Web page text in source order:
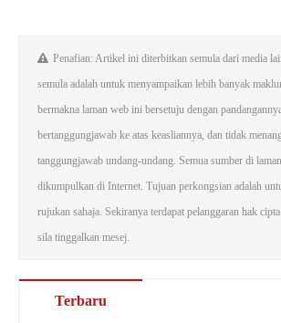
Penafian: Artikel ini diterbitkan semula dari media
semula adalah untuk menyampaikan lebih banyak
bermakna laman web ini bersetuju dengan
bertanggungjawab ke atas keasliannya, dan tidak
tanggungjawab undang-undang. Semua sumber di
dikumpulkan di Internet. Tujuan perkongsian adalah
rujukan sahaja. Sekiranya terdapat pelanggaran hak
sila tinggalkan mesej.
Terbaru